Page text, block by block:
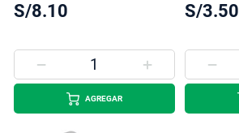
S/8.10
AGREGAR
S/3.50